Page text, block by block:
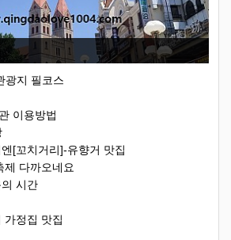
광지 필코스
이용방법
[꼬치거리]-유향거 맛집
제 다까오네요
시간
가정집 맛집